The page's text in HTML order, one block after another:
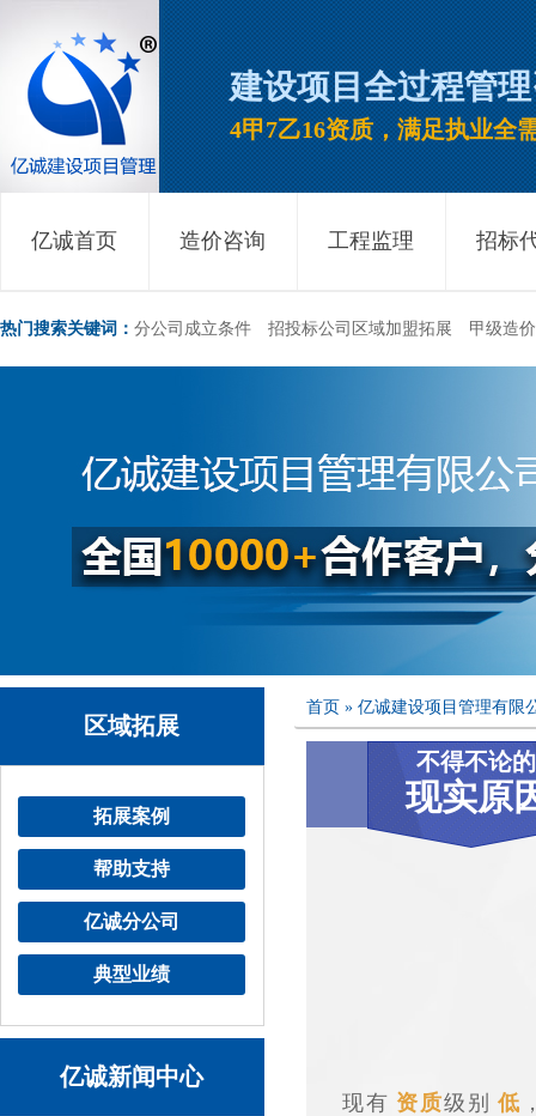
建设项目全过程管
4甲7乙16资质，满足执业全
亿诚首页 造价咨询 工程监理 招标
热门搜索关键词： 分公司成立条件 招投标公司区域加盟拓展 甲级造
区域拓展
拓展案例
帮助支持
亿诚分公司
典型业绩
亿诚新闻中心
首页 » 亿诚建设项目管理有限
不得不论的
现实原
现有 资质级别 低